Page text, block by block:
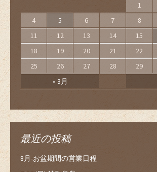
« 3月
1
4
5 6 7 8
11
12 13 14 15
18
19 20 21 22
25
26 27 28 29
最近の投稿
8月-お盆期間の営業日程